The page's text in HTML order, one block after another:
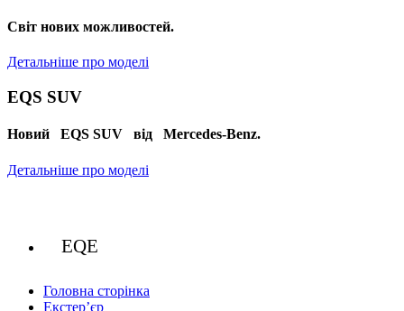
Cвіт нових можливостей.
Детальніше про моделі
EQS SUV
Новий EQS SUV від Mercedes-Benz.
Детальніше про моделі
EQE
Головна сторінка
Екстер’єр